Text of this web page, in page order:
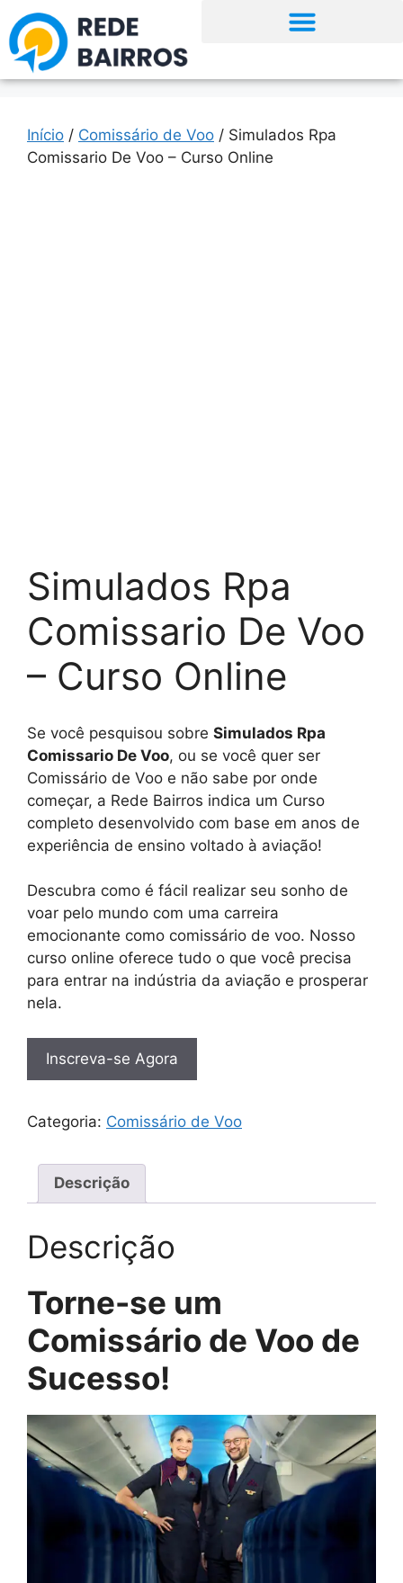
Início / Comissário de Voo / Simulados Rpa
Comissario De Voo – Curso Online
Simulados Rpa
Comissario De Voo
– Curso Online
Se você pesquisou sobre Simulados Rpa
Comissario De Voo, ou se você quer ser
Comissário de Voo e não sabe por onde
começar, a Rede Bairros indica um Curso
completo desenvolvido com base em anos de
experiência de ensino voltado à aviação!
Descubra como é fácil realizar seu sonho de
voar pelo mundo com uma carreira
emocionante como comissário de voo. Nosso
curso online oferece tudo o que você precisa
para entrar na indústria da aviação e prosperar
nela.
Inscreva-se Agora
Categoria: Comissário de Voo
Descrição
Descrição
Torne-se um
Comissário de Voo de
Sucesso!